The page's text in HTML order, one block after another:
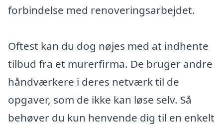
forbindelse med renoveringsarbejdet.
Oftest kan du dog nøjes med at indhente
tilbud fra et murerfirma. De bruger andre
håndværkere i deres netværk til de
opgaver, som de ikke kan løse selv. Så
behøver du kun henvende dig til en enkelt